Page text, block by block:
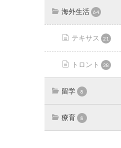
海外生活 64
テキサス 21
トロント 38
留学 8
療育 8